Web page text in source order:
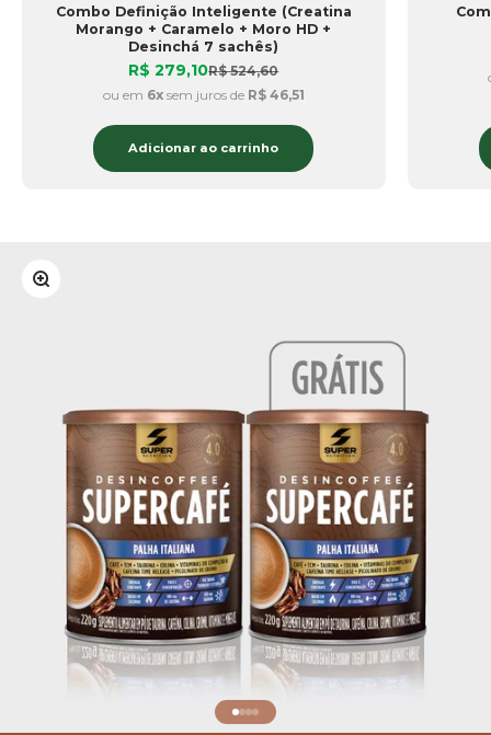
Combo Definição Inteligente (Creatina
Morango + Caramelo + Moro HD +
Desinchá 7 sachês)
Preço promocional
R$ 279,10Preço normal
R$ 524,60
ou em 6xsem juros de R$ 46,51
Adicionar ao carrinho
Zoom na imagem
Ir para item 1
Ir para item 2
Ir para item 3
Ir para item 4